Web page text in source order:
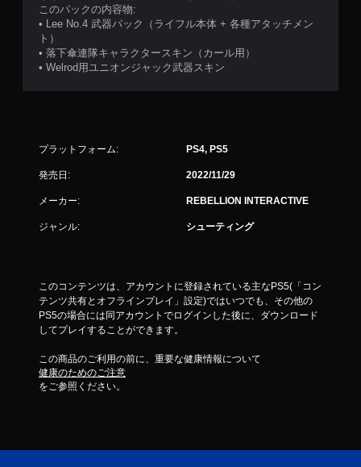
このパックの内容物:
• Lee No.4 武器パック（ライフル本体 + 各種アタッチメン
ト）
• 落下傘連隊キャラクタースキン（カール用）
• Welrod用ユニオンジャック武器スキン
プラットフォーム: PS4, PS5
発売日: 2022/11/29
メーカー: REBELLION INTERACTIVE
ジャンル: シューティング
このコンテンツは、アカウントに登録されている主なPS5(「コン
テンツ共有とオフラインプレイ」設定)ではいつでも、その他の
PS5の場合には同アカウントでログインした後に、ダウンロード
してプレイすることができます。
この商品のご利用の前に、重要な健康情報について
健康のためのご注意
をご参照ください。